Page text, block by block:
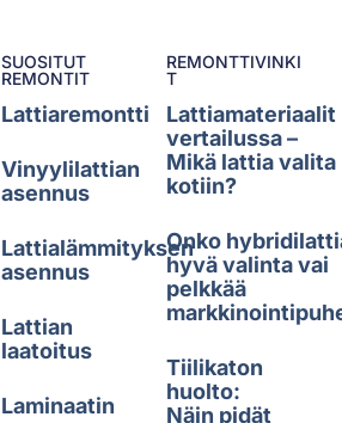
SUOSITUT
REMONTIT
Lattiaremontti
Vinyylilattian
asennus
Lattialämmityksen
asennus
Lattian
laatoitus
Laminaatin
REMONTTIVINKI
T
Lattiamateriaalit
vertailussa –
Mikä lattia valita
kotiin?
Onko
hyvä valinta vai
pelkkää
Tiilikaton
huolto:
Näin pidät